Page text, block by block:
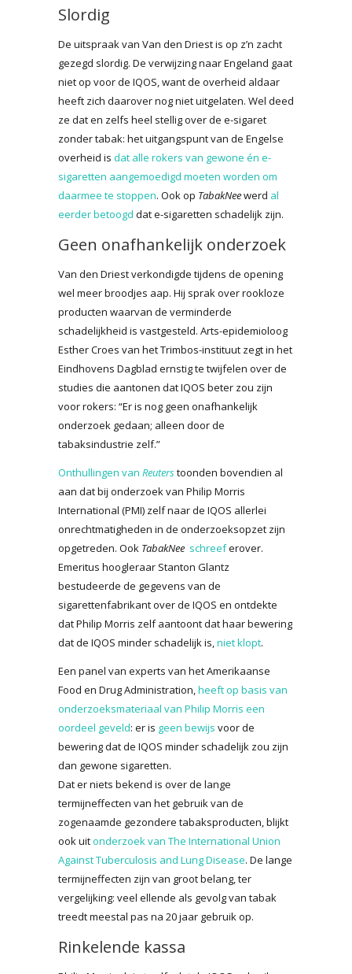
Slordig
De uitspraak van Van den Driest is op z’n zacht
gezegd slordig. De verwijzing naar Engeland gaat
niet op voor de IQOS, want de overheid aldaar
heeft zich daarover nog niet uitgelaten. Wel deed
ze dat en zelfs heel stellig over de e-sigaret
zonder tabak: het uitgangspunt van de Engelse
overheid is dat alle rokers van gewone én e-
sigaretten aangemoedigd moeten worden om
daarmee te stoppen. Ook op TabakNeewerd al
eerder betoogd dat e-sigaretten schadelijk zijn.
Geen onafhankelijk onderzoek
Van den Driest verkondigde tijdens de opening
wel meer broodjes aap. Hij sprak over rookloze
producten waarvan de verminderde
schadelijkheid is vastgesteld. Arts-epidemioloog
Esther Croes van het Trimbos-instituut zegt in het
Eindhovens Dagblad ernstig te twijfelen over de
studies die aantonen dat IQOS beter zou zijn
voor rokers: “Er is nog geen onafhankelijk
onderzoek gedaan; alleen door de
tabaksindustrie zelf.”
Onthullingen van Reuterstoonden bovendien al
aan dat bij onderzoek van Philip Morris
International (PMI) zelf naar de IQOS allerlei
onrechtmatigheden in de onderzoeksopzet zijn
opgetreden. Ook TabakNee schreeferover.
Emeritus hoogleraar Stanton Glantz
bestudeerde de gegevens van de
sigarettenfabrikant over de IQOS en ontdekte
dat Philip Morris zelf aantoont dat haar bewering
dat de IQOS minder schadelijk is,niet klopt.
Een panel van experts van het Amerikaanse
Food en Drug Administration,heeft op basis van
onderzoeksmateriaal van Philip Morris een
oordeel geveld: er is geen bewijs voor de
bewering dat de IQOS minder schadelijk zou zijn
dan gewone sigaretten.
Dat er niets bekend is over de lange
termijneffecten van het gebruik van de
zogenaamde gezondere tabaksproducten, blijkt
ook uitonderzoek van The International Union
Against Tuberculosis and Lung Disease. De lange
termijneffecten zijn van groot belang, ter
vergelijking: veel ellende als gevolg van tabak
treedt meestal pas na 20 jaar gebruik op.
Rinkelende kassa